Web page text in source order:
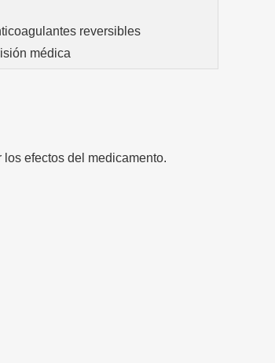
reversibles
médica
efectos del medicamento.